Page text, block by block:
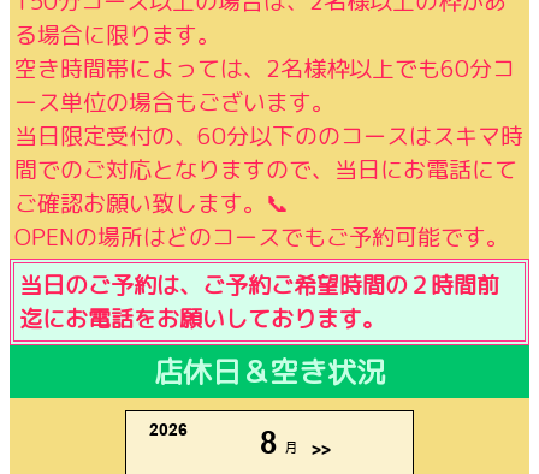
る場合に限ります。
空き時間帯によっては、2名様枠以上でも60分コ
ース単位の場合もございます。
当日限定受付の、60分以下ののコースはスキマ時
間でのご対応となりますので、当日にお電話にて
ご確認お願い致します。📞
OPENの場所はどのコースでもご予約可能です。
当日のご予約は、ご予約ご希望時間の２時間前
迄にお電話をお願いしております。
店休日＆空き状況